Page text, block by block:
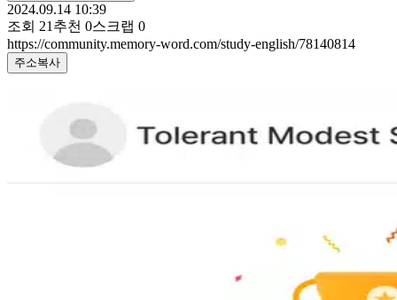
2024.09.14 10:39
조회 21 추천 0스크랩 0
https://community.memory-word.com/study-english/78140814
주소복사